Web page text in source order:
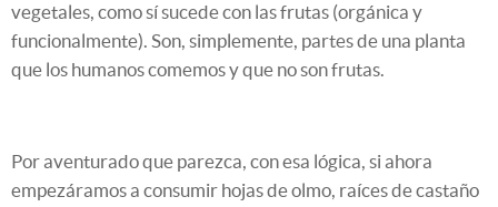
vegetales, como sí sucede con las frutas (orgánica y
funcionalmente). Son, simplemente, partes de una planta
que los humanos comemos y que no son frutas.
Por aventurado que parezca, con esa lógica, si ahora
empezáramos a consumir hojas de olmo, raíces de castaño